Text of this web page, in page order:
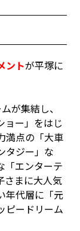
ントが平塚に
が集結し、
ョー」をはじ
満点の「大車
タジー」な
「エンターテ
さまに大人気
年代層に「元
ピードリーム